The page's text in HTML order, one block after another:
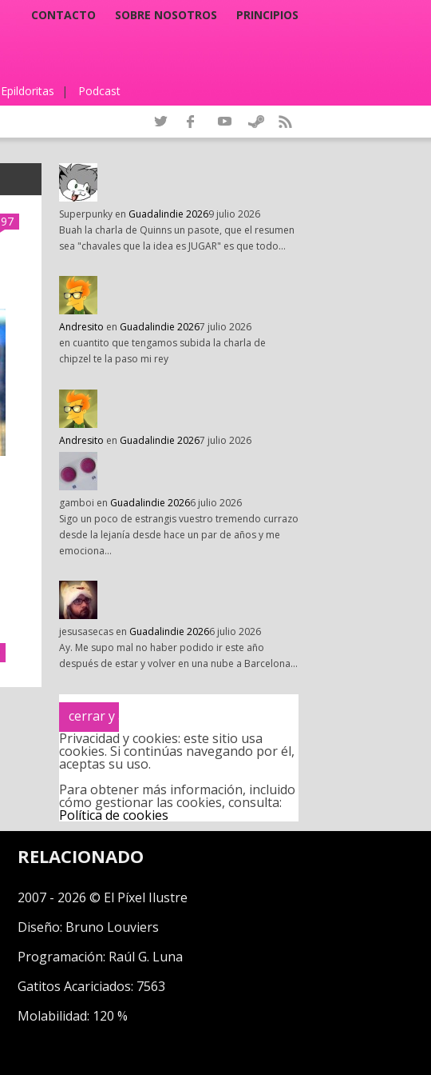
CONTACTO SOBRE NOSOTROS PRINCIPIOS
Epildoritas | Podcast
97 Superpunky en Guadalindie 20269 julio 2026
Buah la charla de Quinns un pasote, que el resumen
sea "chavales que la idea es JUGAR" es que todo…
Andresito en Guadalindie 20267 julio 2026
en cuantito que tengamos subida la charla de
chipzel te la paso mi rey
Andresito en Guadalindie 20267 julio 2026
gamboi en Guadalindie 20266 julio 2026
Sigo un poco de estrangis vuestro tremendo currazo
desde la lejanía desde hace un par de años y me
emociona…
jesusasecas en Guadalindie 20266 julio 2026
Ay. Me supo mal no haber podido ir este año
después de estar y volver en una nube a Barcelona…
Privacidad y cookies: este sitio usa
cookies. Si continúas navegando por él,
aceptas su uso.
Para obtener más información, incluido
cómo gestionar las cookies, consulta:
Política de cookies
RELACIONADO
2007 - 2026 © El Píxel Ilustre
Diseño: Bruno Louviers
Programación: Raúl G. Luna
Gatitos Acariciados: 7563
Molabilidad: 120 %